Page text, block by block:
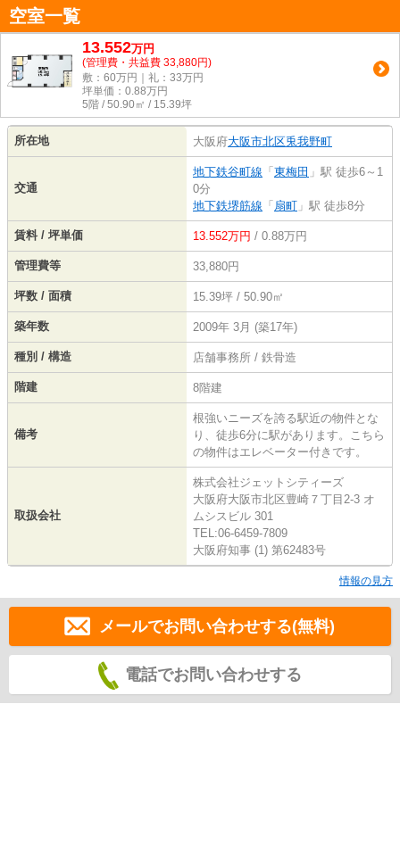
空室一覧
13.552万円
(管理費・共益費 33,880円)
敷：60万円｜礼：33万円
坪単価： 0.88万円
5階 / 50.90㎡ / 15.39坪
所在地 大阪府大阪市北区兎我野町
交通
地下鉄谷町線 「 東梅田 」駅 徒歩6～1
0分
地下鉄堺筋線 「 扇町 」駅 徒歩8分
賃料 / 坪単価 13.552万円 / 0.88万円
管理費等 33,880円
坪数 / 面積 15.39坪 / 50.90㎡
築年数 2009年 3月 (築17年)
種別 / 構造 店舗事務所 / 鉄骨造
階建 8階建
備考
根強いニーズを誇る駅近の物件とな
り、徒歩6分に駅があります。こちら
の物件はエレベーター付きです。
取扱会社
株式会社ジェットシティーズ
大阪府大阪市北区豊崎７丁目2-3 オ
ムシスビル 301
TEL:06-6459-7809
大阪府知事 (1) 第62483号
情報の見方
メールでお問い合わせする(無料)
電話でお問い合わせする